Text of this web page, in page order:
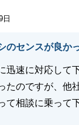
日
のセンスが良か
迅速に対応して
たのですが、他
て相談に乗って